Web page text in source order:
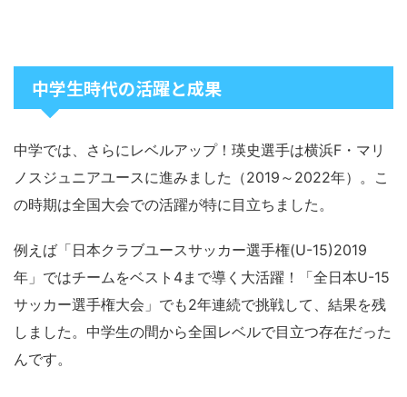
中学生時代の活躍と成果
中学では、さらにレベルアップ！瑛史選手は横浜F・マリ
ノスジュニアユースに進みました（2019～2022年）。こ
の時期は全国大会での活躍が特に目立ちました。
例えば「日本クラブユースサッカー選手権(U-15)2019
年」ではチームをベスト4まで導く大活躍！「全日本U-15
サッカー選手権大会」でも2年連続で挑戦して、結果を残
しました。中学生の間から全国レベルで目立つ存在だった
んです。